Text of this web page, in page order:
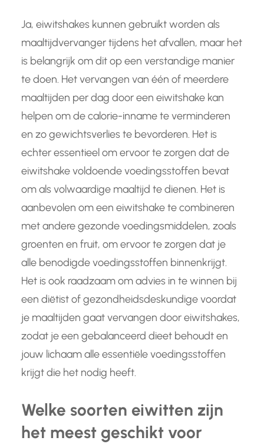
Ja, eiwitshakes kunnen gebruikt worden als
maaltijdvervanger tijdens het afvallen, maar het
is belangrijk om dit op een verstandige manier
te doen. Het vervangen van één of meerdere
maaltijden per dag door een eiwitshake kan
helpen om de calorie-inname te verminderen
en zo gewichtsverlies te bevorderen. Het is
echter essentieel om ervoor te zorgen dat de
eiwitshake voldoende voedingsstoffen bevat
om als volwaardige maaltijd te dienen. Het is
aanbevolen om een eiwitshake te combineren
met andere gezonde voedingsmiddelen, zoals
groenten en fruit, om ervoor te zorgen dat je
alle benodigde voedingsstoffen binnenkrijgt.
Het is ook raadzaam om advies in te winnen bij
een diëtist of gezondheidsdeskundige voordat
je maaltijden gaat vervangen door eiwitshakes,
zodat je een gebalanceerd dieet behoudt en
jouw lichaam alle essentiële voedingsstoffen
krijgt die het nodig heeft.
Welke soorten eiwitten zijn
het meest geschikt voor